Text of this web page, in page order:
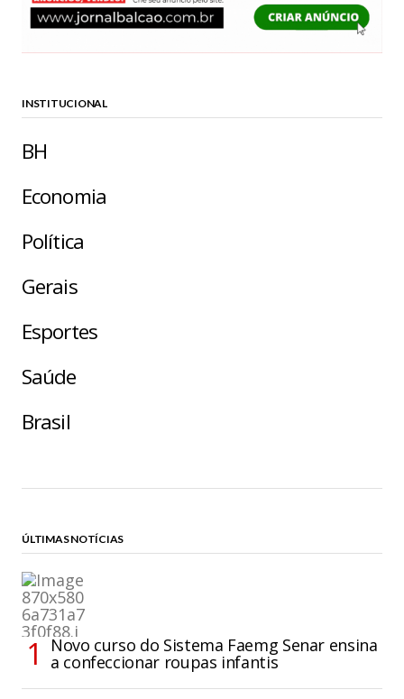
INSTITUCIONAL
BH
Economia
Política
Gerais
Esportes
Saúde
Brasil
ÚLTIMAS NOTÍCIAS
Novo curso do Sistema Faemg Senar ensina
a confeccionar roupas infantis